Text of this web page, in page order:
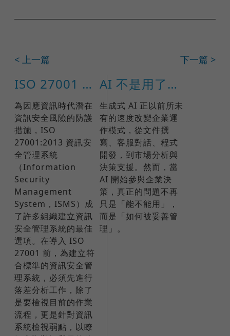
< 上一篇 下一篇 >
ISO 27001 導入規劃
為因應資訊時代潛在
資訊安全風險的防護
措施，ISO
27001:2013 資訊安
全管理系統
（Information
Security
Management
System，ISMS）成
了許多組織建立資訊
安全管理系統的最佳
選項。在導入 ISO
27001 前，為建立符
合標準的資訊安全管
理系統，必須先進行
落差分析工作，除了
是要檢視目前的作業
流程，更是針對資訊
系統檢視弱點，以瞭
AI 不是用了就好：ISO 42001 如何打造企業可信任的 AI 治理
生成式 AI 正以前所未
有的速度改變企業運
作模式，從文件撰
寫、客服對話、程式
開發，到市場分析與
決策支援。然而，當
AI 開始參與企業決
策，真正的問題不再
只是「能不能用」，
而是「如何被妥善管
理」。